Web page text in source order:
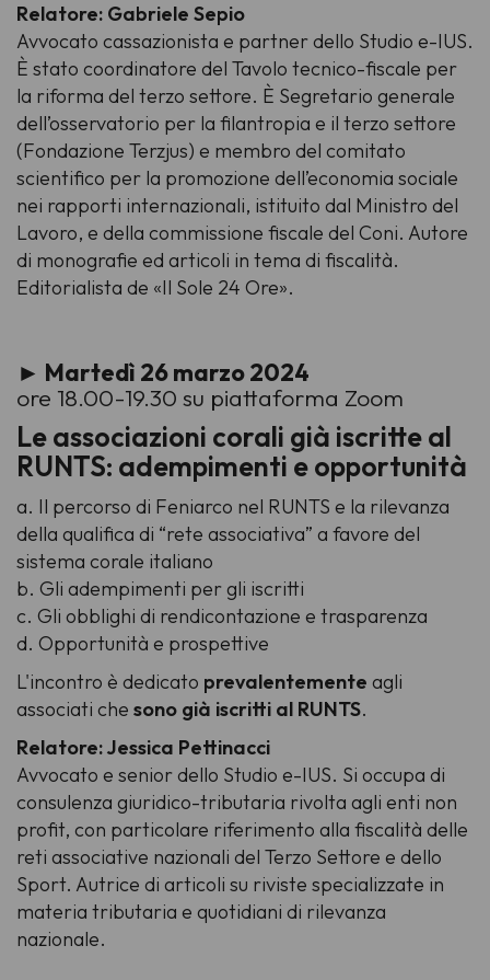
Relatore: Gabriele Sepio
Avvocato cassazionista e partner dello Studio e-IUS.
È stato coordinatore del Tavolo tecnico-fiscale per
la riforma del terzo settore. È Segretario generale
dell’osservatorio per la filantropia e il terzo settore
(Fondazione Terzjus) e membro del comitato
scientifico per la promozione dell’economia sociale
nei rapporti internazionali, istituito dal Ministro del
Lavoro, e della commissione fiscale del Coni. Autore
di monografie ed articoli in tema di fiscalità.
Editorialista de «Il Sole 24 Ore».
► Martedì 26 marzo 2024
ore 18.00-19.30 su piattaforma Zoom
Le associazioni corali già iscritte al
RUNTS: adempimenti e opportunità
a. Il percorso di Feniarco nel RUNTS e la rilevanza
della qualifica di “rete associativa” a favore del
sistema corale italiano
b. Gli adempimenti per gli iscritti
c. Gli obblighi di rendicontazione e trasparenza
d. Opportunità e prospettive
L'incontro è dedicato prevalentemente agli
associati che sono già iscritti al RUNTS.
Relatore: Jessica Pettinacci
Avvocato e senior dello Studio e-IUS. Si occupa di
consulenza giuridico-tributaria rivolta agli enti non
profit, con particolare riferimento alla fiscalità delle
reti associative nazionali del Terzo Settore e dello
Sport. Autrice di articoli su riviste specializzate in
materia tributaria e quotidiani di rilevanza
nazionale.